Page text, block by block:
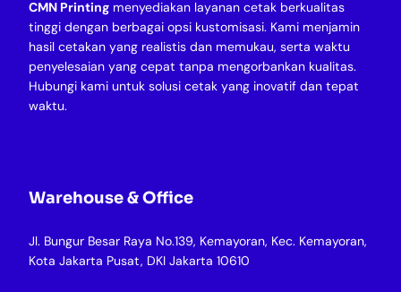
CMN Printing menyediakan layanan cetak berkualitas
tinggi dengan berbagai opsi kustomisasi. Kami menjamin
hasil cetakan yang realistis dan memukau, serta waktu
penyelesaian yang cepat tanpa mengorbankan kualitas.
Hubungi kami untuk solusi cetak yang inovatif dan tepat
waktu.
Warehouse & Office
Jl. Bungur Besar Raya No.139, Kemayoran, Kec. Kemayoran,
Kota Jakarta Pusat, DKI Jakarta 10610